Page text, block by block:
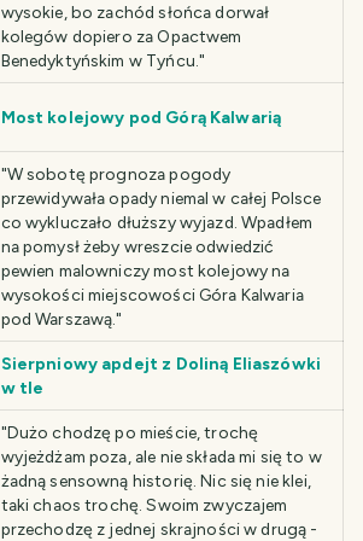
wysokie, bo zachód słońca dorwał
kolegów dopiero za Opactwem
Benedyktyńskim w Tyńcu."
Most kolejowy pod Górą Kalwarią
"W sobotę prognoza pogody
przewidywała opady niemal w całej Polsce
co wykluczało dłuższy wyjazd. Wpadłem
na pomysł żeby wreszcie odwiedzić
pewien malowniczy most kolejowy na
wysokości miejscowości Góra Kalwaria
pod Warszawą."
Sierpniowy apdejt z Doliną Eliaszówki
w tle
"Dużo chodzę po mieście, trochę
wyjeżdżam poza, ale nie składa mi się to w
żadną sensowną historię. Nic się nie klei,
taki chaos trochę. Swoim zwyczajem
przechodzę z jednej skrajności w drugą -